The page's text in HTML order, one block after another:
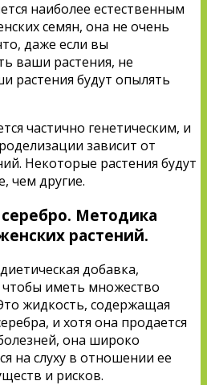
наиболее естественным
семян, она не очень
даже если вы
ваши растения, не
растения будут опылять
частично генетическим, и
зависит от
Некоторые растения будут
чем другие.
Методика
растений.
добавка,
чтобы иметь множество
жидкость, содержащая
и хотя она продается
она широко
на слуху в отношении ее
и рисков.